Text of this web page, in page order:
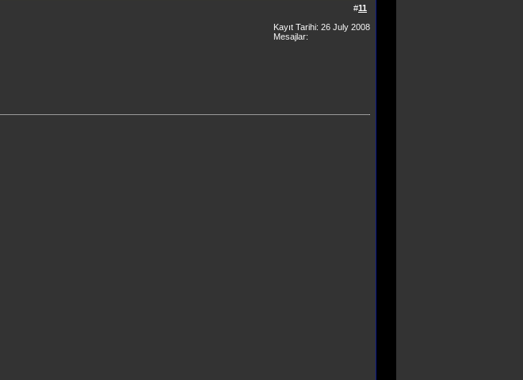
#11
Kayıt Tarihi: 26 July 2008
Mesajlar: